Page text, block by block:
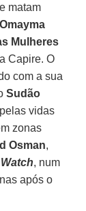
matam
Omayma
Mulheres
Capire. O
com a sua
Sudão
vidas
zonas
Osman,
, num
após o